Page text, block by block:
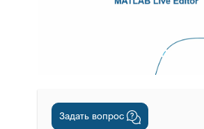
Задать вопрос